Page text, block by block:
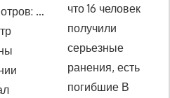
…
что 16 человек
получили
серьезные
ранения, есть
погибшие В